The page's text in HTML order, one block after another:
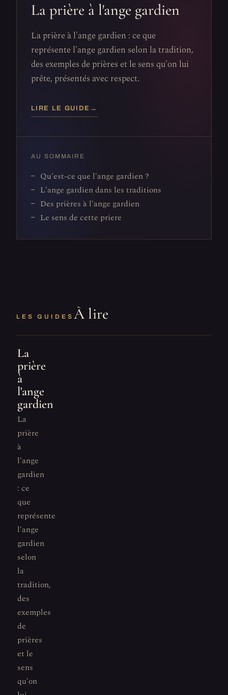
La prière à l'ange gardien
La prière à l'ange gardien : ce que
représente l'ange gardien selon la tradition,
des exemples de prières et le sens qu'on lui
prête, présentés avec respect.
LIRE LE GUIDE →
AU SOMMAIRE
Qu'est-ce que l'ange gardien ?
L'ange gardien dans les traditions
Des prières à l'ange gardien
Le sens de cette priere
LES GUIDES À lire
La
prière
à
l'ange
gardien
La
prière
à
l'ange
gardien
: ce
que
représente
l'ange
gardien
selon
la
tradition,
des
exemples
de
prières
et le
sens
qu'on